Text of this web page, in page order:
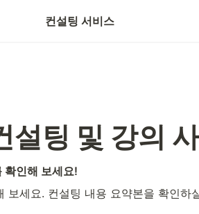
컨설팅 서비스
설팅 및 강의
확인해 보세요!
보세요. 컨설팅 내용 요약본을 확인하